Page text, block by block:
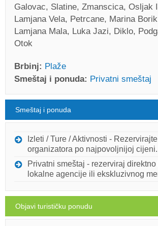
Galovac, Slatine, Zmanscica, Osljak
Lamjana Vela, Petrcane, Marina
Lamjana Mala, Luka Jazi, Diklo,
Otok
Brbinj: Plaže
Smeštaj i ponuda: Privatni smeštaj
Brbinj Vreme
ČETVRTAK
Hrvatska Dugi otok
BRBINJ
Turistička mapa
Brbinjšćica (Plaža) Brbinj
Smeštaj i ponuda
Izleti / Ture / Aktivnosti -
organizatora po najpovoljnijoj cijeni.
Privatni smeštaj - rezerviraj
lokalne agencije ili ekskluzivnog
Objavi turističku ponudu